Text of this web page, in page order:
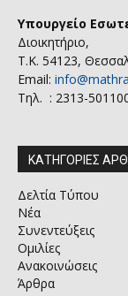
Υπουργείο
Διοικητήριο,
Τ.Κ. 54123,
Email:
Τηλ. : 2313-
ΚΑΤΗΓΟΡΙΕΣ
Δελτία Τύπου
Νέα
Συνεντεύξεις
Ομιλίες
Ανακοινώσεις
Άρθρα